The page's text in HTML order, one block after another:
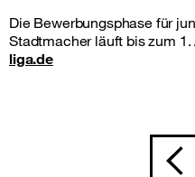
Die Bewerbungsphase für
Stadtmacher läuft bis zum 1.
liga.de